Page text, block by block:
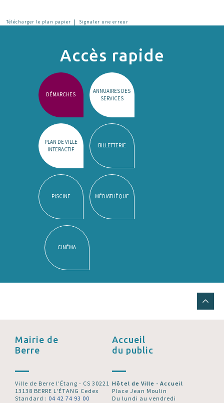
Télécharger le plan papier | Signaler une erreur
Accès rapide
DÉMARCHES
ANNUAIRES DES
SERVICES
PLAN DE VILLE
INTERACTIF
BILLETTERIE
PISCINE MÉDIATHÈQUE
CINÉMA
Mairie de
Berre
Ville de Berre l’Étang - CS 30221
13138 BERRE L'ÉTANG Cedex
Standard : 04 42 74 93 00
Accueil
du public
Hôtel de Ville - Accueil
Place Jean Moulin
Du lundi au vendredi